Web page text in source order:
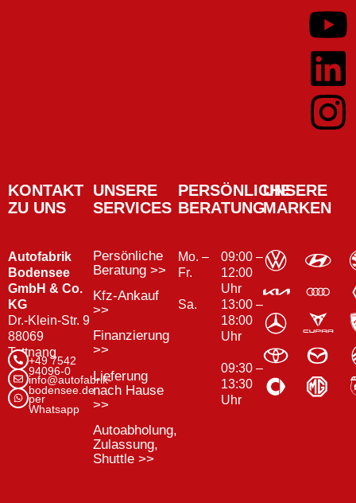
KONTAKT
ZU UNS
Autofabrik
Bodensee
GmbH & Co.
KG
Dr.-Klein-Str. 9
88069
Tettnang
+49 7542
94096-0
info@autofabrik-
bodensee.de
per
Whatsapp
UNSERE
SERVICES
Persönliche
Beratung >>
Kfz-Ankauf
>>
Finanzierung
>>
Lieferung
nach Hause
>>
Autoabholung,
Zulassung,
Shuttle >>
PERSÖNLICHE
BERATUNG
Mo. –
Fr.
Sa.
09:00 –
12:00
Uhr
13:00 –
18:00
Uhr
09:30 –
13:30
Uhr
UNSERE
MARKEN